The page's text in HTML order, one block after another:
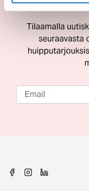
Tilaamalla
seuraavasta